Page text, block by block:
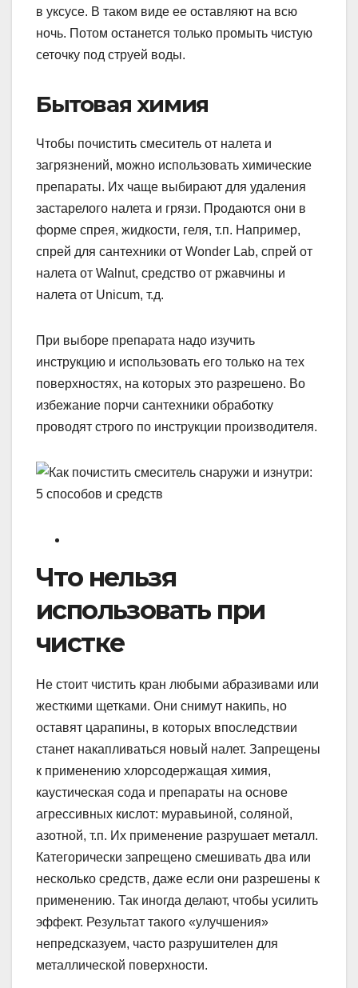
в уксусе. В таком виде ее оставляют на всю
ночь. Потом останется только промыть чистую
сеточку под струей воды.
Бытовая химия
Чтобы почистить смеситель от налета и
загрязнений, можно использовать химические
препараты. Их чаще выбирают для удаления
застарелого налета и грязи. Продаются они в
форме спрея, жидкости, геля, т.п. Например,
спрей для сантехники от Wonder Lab, спрей от
налета от Walnut, средство от ржавчины и
налета от Unicum, т.д.
При выборе препарата надо изучить
инструкцию и использовать его только на тех
поверхностях, на которых это разрешено. Во
избежание порчи сантехники обработку
проводят строго по инструкции производителя.
Что нельзя
использовать при
чистке
Не стоит чистить кран любыми абразивами или
жесткими щетками. Они снимут накипь, но
оставят царапины, в которых впоследствии
станет накапливаться новый налет. Запрещены
к применению хлорсодержащая химия,
каустическая сода и препараты на основе
агрессивных кислот: муравьиной, соляной,
азотной, т.п. Их применение разрушает металл.
Категорически запрещено смешивать два или
несколько средств, даже если они разрешены к
применению. Так иногда делают, чтобы усилить
эффект. Результат такого «улучшения»
непредсказуем, часто разрушителен для
металлической поверхности.